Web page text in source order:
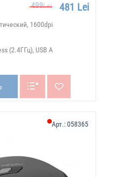
499Lei 481 Lei
1600dpi
(2.4ГГц), USB A
Арт.:058365